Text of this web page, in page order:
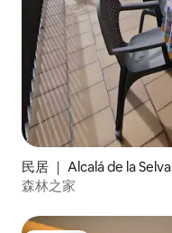
民居 ｜ Alcalá de la Selva
森林之家